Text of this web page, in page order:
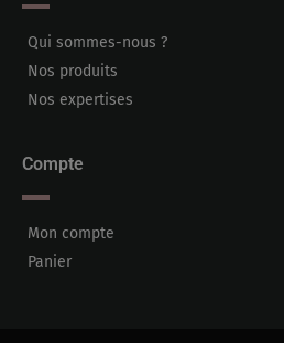
Qui sommes-nous ?
Nos produits
Nos expertises
Compte
Mon compte
Panier